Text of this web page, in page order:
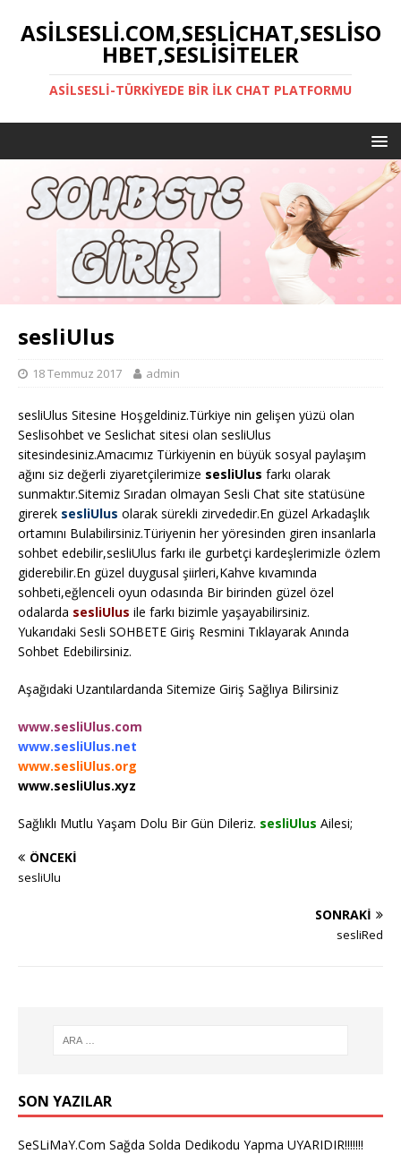
ASILSESLI.COM,SESLICHAT,SESLISO
HBET,SESLISITELER
ASILSESLI-TÜRKIYEDE BIR İLK CHAT PLATFORMU
sesliUlus
18 Temmuz 2017 admin
sesliUlus Sitesine Hoşgeldiniz.Türkiye nin gelişen yüzü olan
Seslisohbet ve Seslichat sitesi olan sesliUlus
sitesindesiniz.Amacımız Türkiyenin en büyük sosyal paylaşım
ağını siz değerli ziyaretçilerimize sesliUlus farkı olarak
sunmaktır.Sitemiz Sıradan olmayan Sesli Chat site statüsüne
girerek sesliUlus olarak sürekli zirvededir.En güzel Arkadaşlık
ortamını Bulabilirsiniz.Türiyenin her yöresinden giren insanlarla
sohbet edebilir,sesliUlus farkı ile gurbetçi kardeşlerimizle özlem
giderebilir.En güzel duygusal şiirleri,Kahve kıvamında
sohbeti,eğlenceli oyun odasında Bir birinden güzel özel
odalarda sesliUlus ile farkı bizimle yaşayabilirsiniz.
Yukarıdaki Sesli SOHBETE Giriş Resmini Tıklayarak Anında
Sohbet Edebilirsiniz.
Aşağıdaki Uzantılardanda Sitemize Giriş Sağlıya Bilirsiniz
www.sesliUlus.com
www.sesliUlus.net
www.sesliUlus.org
www.sesliUlus.xyz
Sağlıklı Mutlu Yaşam Dolu Bir Gün Dileriz. sesliUlus Ailesi;
ÖNCEKI
sesliUlu
SONRAKI
sesliRed
SON YAZILAR
SeSLiMaY.Com Sağda Solda Dedikodu Yapma UYARIDIR!!!!!!!